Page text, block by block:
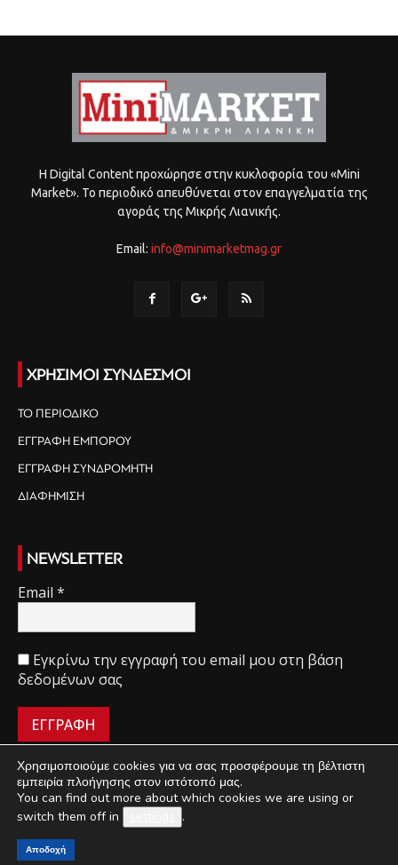
Η Digital Content προχώρησε στην κυκλοφορία του «Mini
Market». Το περιοδικό απευθύνεται στον επαγγελματία της
αγοράς της Μικρής Λιανικής.
Email: info@minimarketmag.gr
ΧΡΗΣΙΜΟΙ ΣΥΝΔΕΣΜΟΙ
ΤΟ ΠΕΡΙΟΔΙΚΟ
ΕΓΓΡΑΦΗ ΕΜΠΟΡΟΥ
ΕΓΓΡΑΦΗ ΣΥΝΔΡΟΜΗΤΗ
ΔΙΑΦΗΜΙΣΗ
NEWSLETTER
Email *
Εγκρίνω την εγγραφή του email μου στη βάση
δεδομένων σας
ΠΟΙΟΙ ΕΙΜΑΣΤΕ ΟΡΟΙ ΧΡΗΣΗΣ
ΔΙΑΧΕΙΡΙΣΗ ΑΠΟΡΡΗΤΟΥ
ΔΙΑΦΗΜΙΣΗ
©
Χρησιμοποιούμε cookies για να σας προσφέρουμε τη βέλτιστη
εμπειρία πλοήγησης στον ιστότοπό μας.
You can find out more about which cookies we are using or
switch them off in
.
Αποδοχή